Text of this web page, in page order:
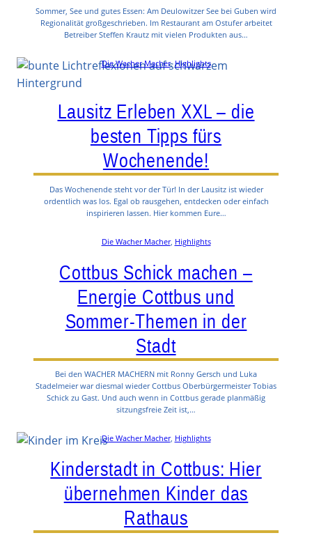
Sommer, See und gutes Essen: Am Deulowitzer See bei Guben wird
Regionalität großgeschrieben. Im Restaurant am Ostufer arbeitet
Betreiber Steffen Krautz mit vielen Produkten aus…
Die Wacher Macher, Highlights
Lausitz Erleben XXL – die
besten Tipps fürs
Wochenende!
Das Wochenende steht vor der Tür! In der Lausitz ist wieder
ordentlich was los. Egal ob rausgehen, entdecken oder einfach
inspirieren lassen. Hier kommen Eure…
Die Wacher Macher, Highlights
Cottbus Schick machen –
Energie Cottbus und
Sommer-Themen in der
Stadt
Bei den WACHER MACHERN mit Ronny Gersch und Luka
Stadelmeier war diesmal wieder Cottbus Oberbürgermeister Tobias
Schick zu Gast. Und auch wenn in Cottbus gerade planmäßig
sitzungsfreie Zeit ist,…
Die Wacher Macher, Highlights
Kinderstadt in Cottbus: Hier
übernehmen Kinder das
Rathaus